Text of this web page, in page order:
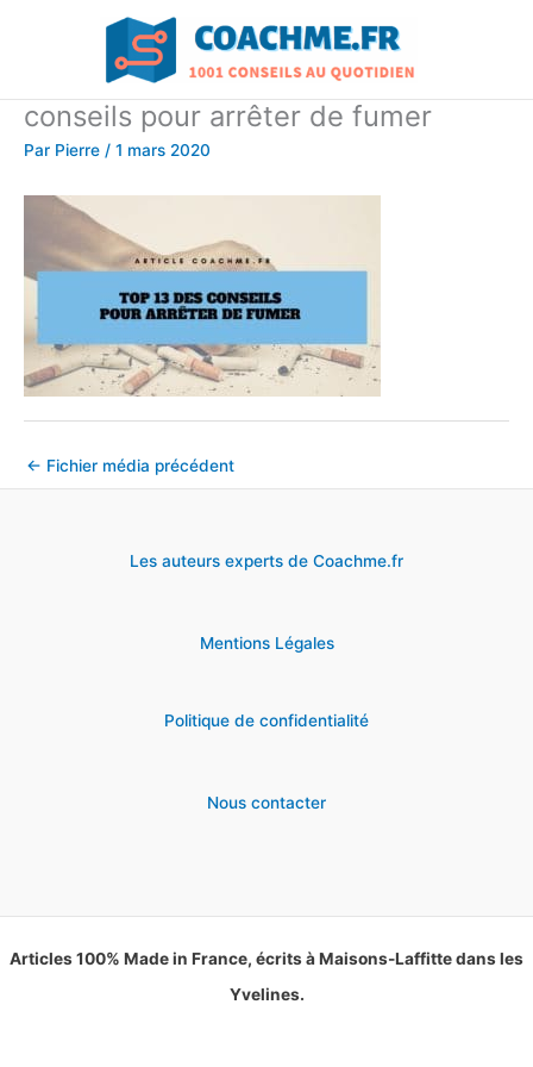
conseils pour arrêter de fumer
Par Pierre / 1 mars 2020
← Fichier média précédent
Les auteurs experts de Coachme.fr
Mentions Légales
Politique de confidentialité
Nous contacter
Articles 100% Made in France, écrits à Maisons-Laffitte dans les
Yvelines.